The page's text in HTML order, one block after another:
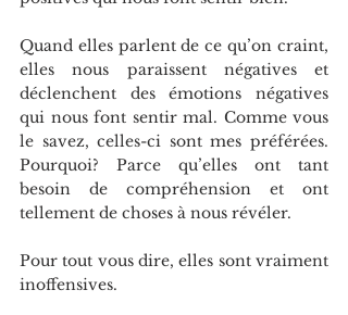
Quand elles parlent de ce qu’on craint,
elles nous paraissent négatives et
déclenchent des émotions négatives
qui nous font sentir mal. Comme vous
le savez, celles-ci sont mes préférées.
Pourquoi? Parce qu’elles ont tant
besoin de compréhension et ont
tellement de choses à nous révéler.
Pour tout vous dire, elles sont vraiment
inoffensives.